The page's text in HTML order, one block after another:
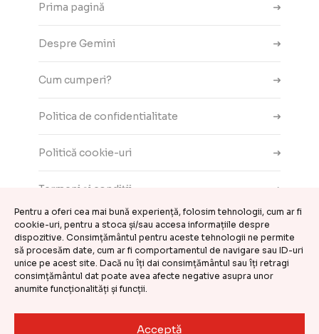
Pentru a oferi cea mai bună experiență, folosim tehnologii, cum ar fi
cookie-uri, pentru a stoca și/sau accesa informațiile despre
dispozitive. Consimțământul pentru aceste tehnologii ne permite
să procesăm date, cum ar fi comportamentul de navigare sau ID-uri
unice pe acest site. Dacă nu îți dai consimțământul sau îți retragi
consimțământul dat poate avea afecte negative asupra unor
anumite funcționalități și funcții.
Acceptă
Prima pagină
Despre Gemini
Cum cumperi?
Politica de confidentialitate
Politică cookie-uri
Termeni și condiții
Contact
ANPC
Setări cookie-uri